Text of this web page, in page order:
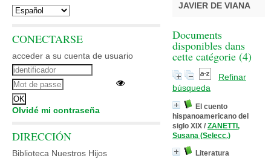
JAVIER DE VIANA
Documents
disponibles dans
cette catégorie (4)
Refinar
búsqueda
El cuento
hispanoamericano del
siglo XIX / ZANETTI,
Susana (Selecc.)
Literatura
CONECTARSE
acceder a su cuenta de usuario
Olvidé mi contraseña
DIRECCIÓN
Biblioteca Nuestros Hijos